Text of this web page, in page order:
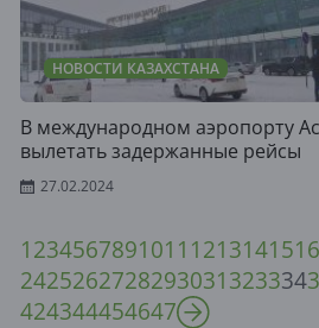
НОВОСТИ КАЗАХСТАНА
В международном аэропорту
вылетать задержанные рейсы
27.02.2024
1234567891011 1213141516
2425262728293031323334
424344454647